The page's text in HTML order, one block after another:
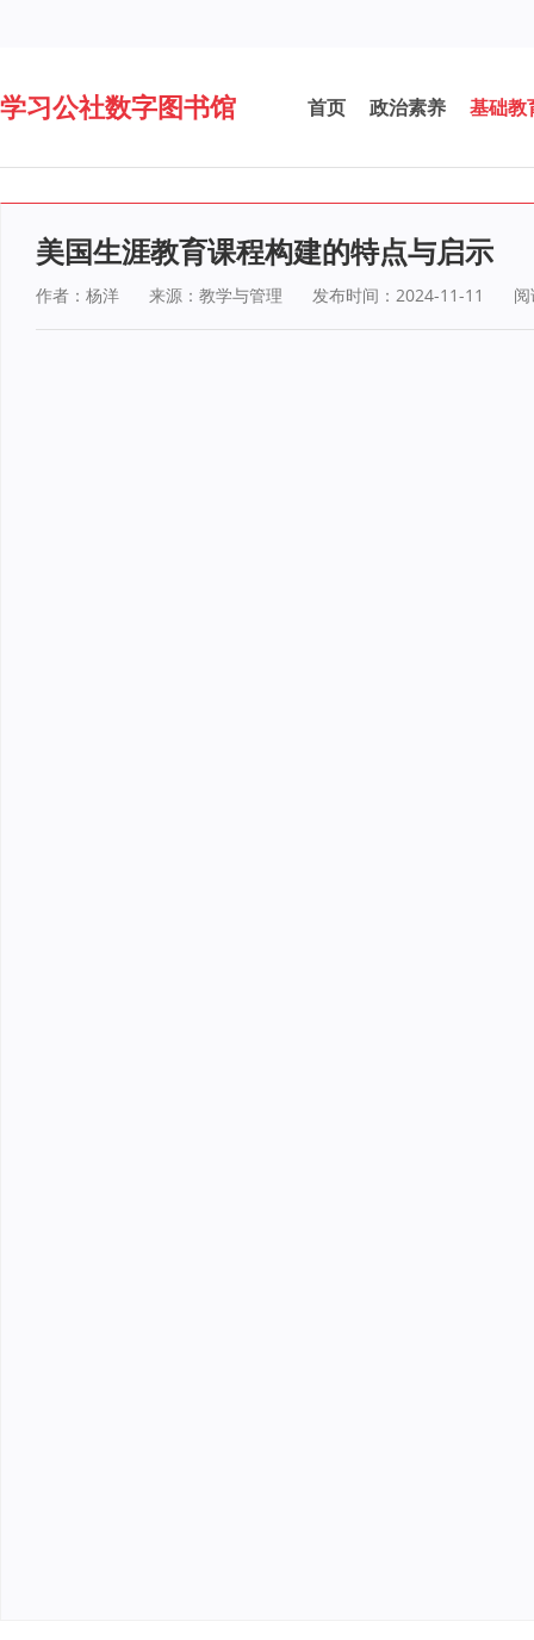
学习公社数字图书馆 首页 政治素养 基础教
美国生涯教育课程构建的特点与启示
作者：杨洋 来源：教学与管理 发布时间：2024-11-11